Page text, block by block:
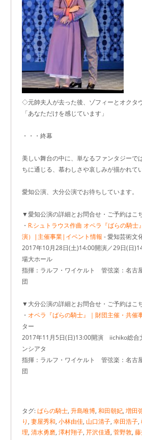
◇元帥夫人が去った後、ゾフィーとオクタ
「あなただけを感じています」
・・・終幕
美しい舞台の中に、単なるファンタジーで
ちに通じる、慕わしさや哀しみが描かれて
愛知公演、大分公演でお待ちしています。
▼愛知公演の詳細とお問合せ・ご予約はこ
・ R.シュトラウス作曲 オペラ『ばらの騎士
演）|主催事業|イベント情報 - 愛知芸術文
2017年10月28日(土)14:00開演／29日(日
場大ホール
指揮：ラルフ・ワイケルト 管弦楽：名古
団
▼大分公演の詳細とお問合せ・ご予約はこ
・ オペラ『ばらの騎士』｜財団主催・共催
ター
2017年11月5日(日)13:00開演 iichiko総合
ンシアタ
指揮：ラルフ・ワイケルト 管弦楽：名古
団
タグ:ばらの騎士, 升島唯博, 和田朝妃, 増田
り , 妻屋秀和, 小林由佳, 山口清子, 幸田浩子,
理, 清水勇磨, 澤村翔子, 芹沢佳通, 菅野敦,